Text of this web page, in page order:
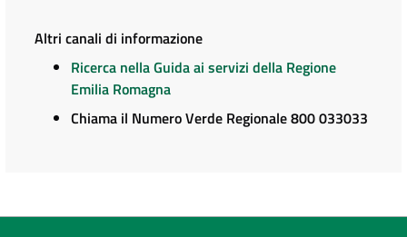
Altri canali di informazione
Ricerca nella Guida ai servizi della Regione
Emilia Romagna
Chiama il Numero Verde Regionale 800 033033